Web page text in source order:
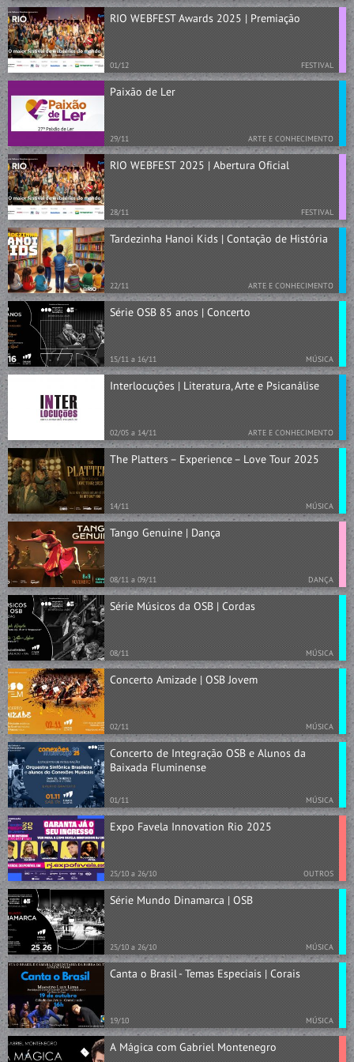
RIO WEBFEST Awards 2025 | Premiação
01/12 FESTIVAL
Paixão de Ler
29/11 ARTE E CONHECIMENTO
RIO WEBFEST 2025 | Abertura Oficial
28/11 FESTIVAL
Tardezinha Hanoi Kids | Contação de História
22/11 ARTE E CONHECIMENTO
Série OSB 85 anos | Concerto
15/11 a 16/11 MÚSICA
Interlocuções | Literatura, Arte e Psicanálise
02/05 a 14/11 ARTE E CONHECIMENTO
The Platters – Experience – Love Tour 2025
14/11 MÚSICA
Tango Genuine | Dança
08/11 a 09/11 DANÇA
Série Músicos da OSB | Cordas
08/11 MÚSICA
Concerto Amizade | OSB Jovem
02/11 MÚSICA
Concerto de Integração OSB e Alunos da
Baixada Fluminense
01/11 MÚSICA
Expo Favela Innovation Rio 2025
25/10 a 26/10 OUTROS
Série Mundo Dinamarca | OSB
25/10 a 26/10 MÚSICA
Canta o Brasil - Temas Especiais | Corais
19/10 MÚSICA
A Mágica com Gabriel Montenegro